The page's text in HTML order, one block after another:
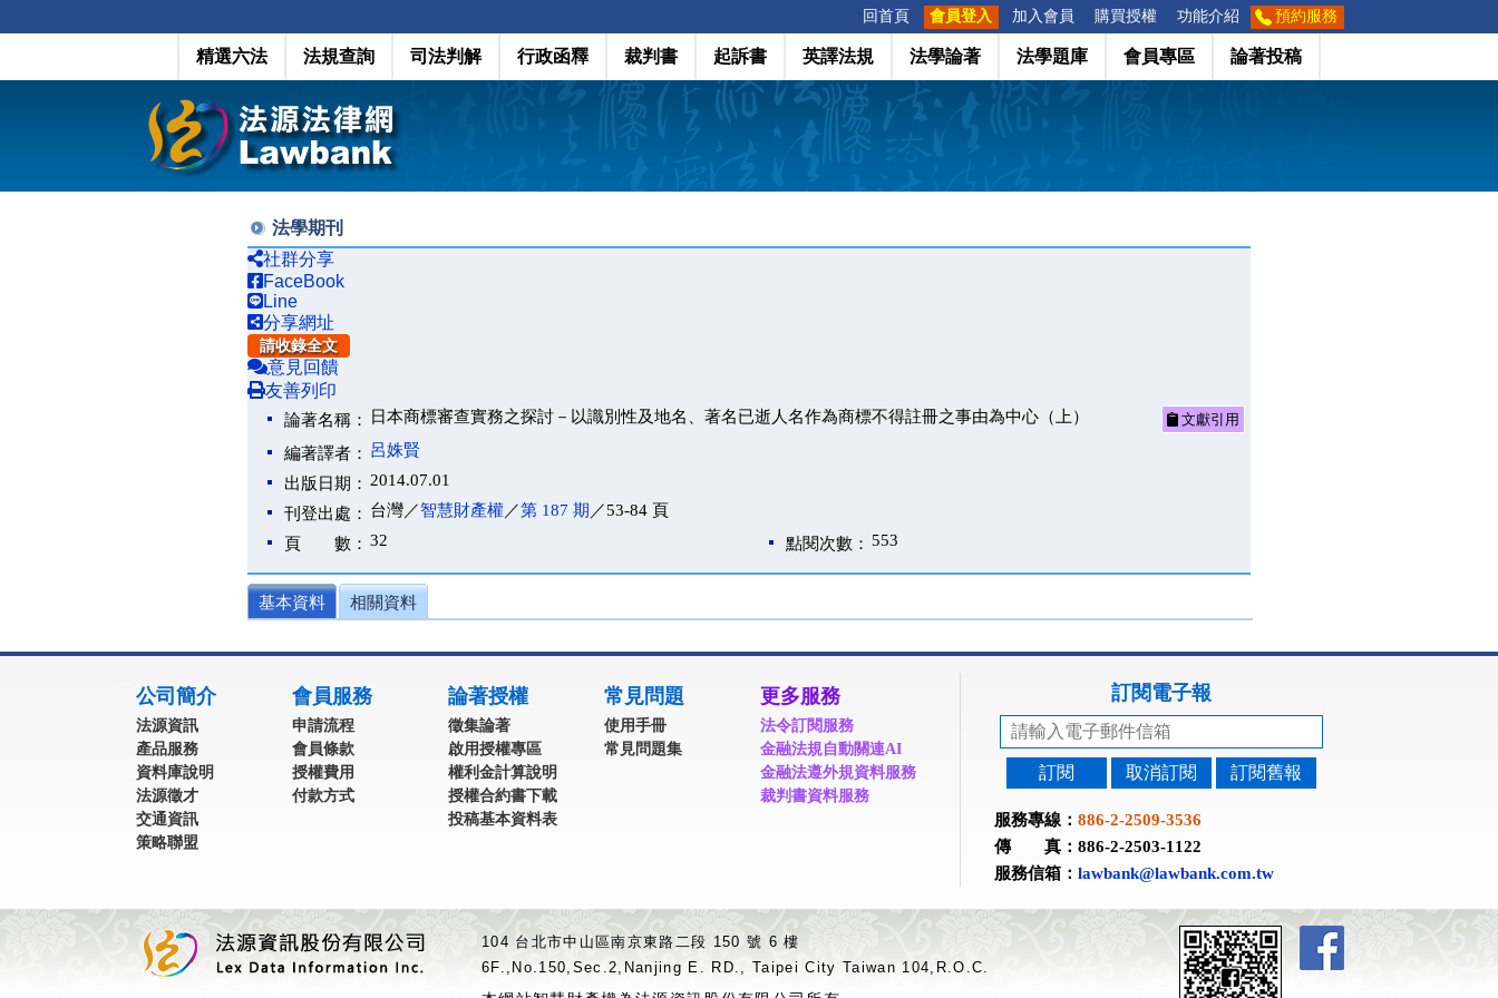
回首頁 會員登入 加入會員 購買授權 功能介紹 預約服務
精選六法 法規查詢 司法判解 行政函釋 裁判書 起訴書 英譯法規 法學論著 法學題庫 會員專區 論著投稿
法學期刊
社群分享
FaceBook
Line
分享網址
請收錄全文
意見回饋
友善列印
論著名稱： 日本商標審查實務之探討－以識別性及地名、著名已逝人名作為商標不得註冊之事由為中心（上） 文獻引用
編著譯者： 呂姝賢
出版日期： 2014.07.01
刊登出處： 台灣／智慧財產權／第 187 期 ／53-84 頁
頁 數： 32 點閱次數： 553
基本資料 相關資料
公司簡介
法源資訊
產品服務
資料庫說明
法源徵才
交通資訊
策略聯盟
會員服務
申請流程
會員條款
授權費用
付款方式
論著授權
徵集論著
啟用授權專區
權利金計算說明
授權合約書下載
投稿基本資料表
常見問題
使用手冊
常見問題集
更多服務
法令訂閱服務
金融法規自動關連AI
金融法遵外規資料服務
裁判書資料服務
訂閱電子報
訂閱 取消訂閱 訂閱舊報
服務專線： 886-2-2509-3536
傳 真：886-2-2503-1122
服務信箱： lawbank@lawbank.com.tw
104 台北市中山區南京東路二段 150 號 6 樓
6F.,No.150,Sec.2,Nanjing E. RD., Taipei City Taiwan 104,R.O.C.